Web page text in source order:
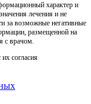
характер и
лечения и не
за возможные негативные
размещенной на
с врачом.
согласия